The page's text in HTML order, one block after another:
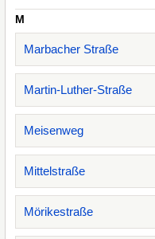
M
Marbacher Straße
Martin-Luther-Straße
Meisenweg
Mittelstraße
Mörikestraße